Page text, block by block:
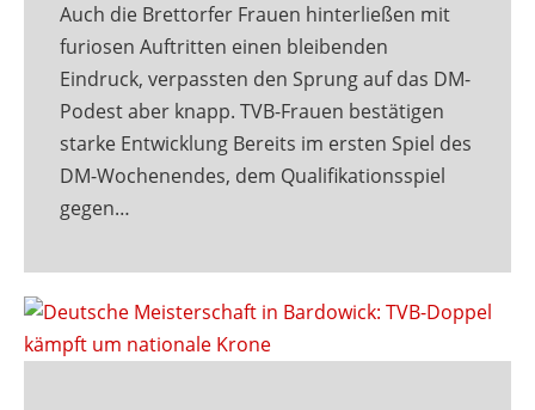
Auch die Brettorfer Frauen hinterließen mit
furiosen Auftritten einen bleibenden
Eindruck, verpassten den Sprung auf das DM-
Podest aber knapp. TVB-Frauen bestätigen
starke Entwicklung Bereits im ersten Spiel des
DM-Wochenendes, dem Qualifikationsspiel
gegen…